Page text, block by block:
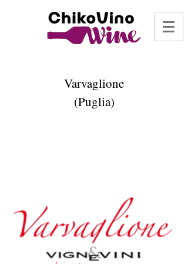
Varvaglione
(Puglia)